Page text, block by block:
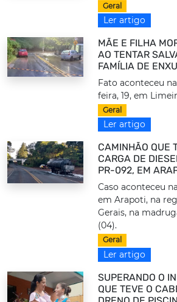
Geral
Ler artigo
MÃE E FILHA
AO TENTAR
FAMÍLIA DE
Fato aconteceu
feira, 19, em
Geral
Ler artigo
CAMINHÃO QUE
CARGA DE
PR-092, EM
Caso aconteceu
em Arapoti, na
Gerais, na
(04).
Geral
Ler artigo
SUPERANDO O
QUE TEVE O